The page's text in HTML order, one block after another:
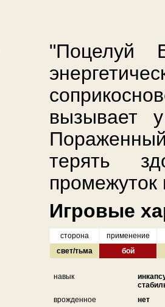
"Поцелуй
вызывает
терять
Игровые
сторона применение
свет/тьма
бой
навык
врожденное
нет